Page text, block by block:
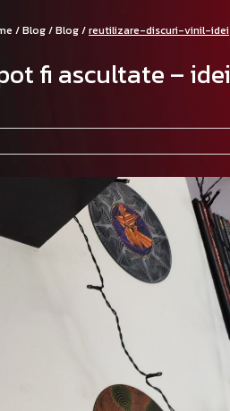
/Blog /Blog /reutilizare-discuri-vinil-idei
fi ascultate – idei